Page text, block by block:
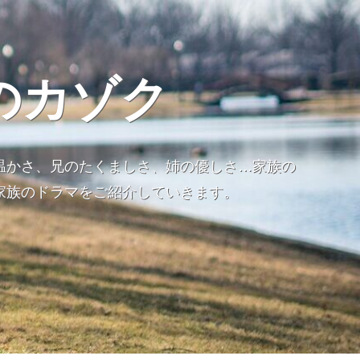
カゾク
かさ、兄のたくましさ、姉の優しさ…家族の
のドラマをご紹介していきます。